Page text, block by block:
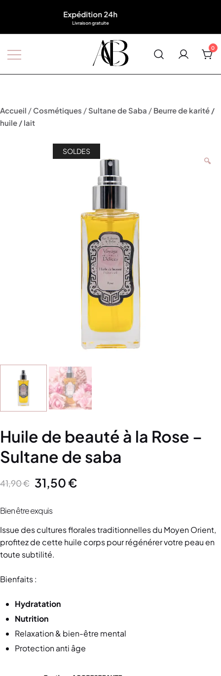
★★★★★
Échantillons & surprise offerts
0
Accueil /Cosmétiques /Sultane de Saba / Beurre de karité /
huile / lait
SOLDES
🔍
Huile de beauté à la Rose –
Sultane de saba
41,90€ 31,50€
Bien être exquis
Issue des cultures florales traditionnelles du Moyen Orient,
profitez de cette huile corps pour régénérer votre peau en
toute subtilité.
Bienfaits :
Hydratation
Nutrition
Relaxation & bien-être mental
Protection anti âge